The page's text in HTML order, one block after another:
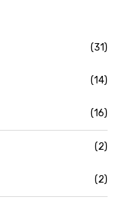
(31)
(14)
(16)
(2)
(2)